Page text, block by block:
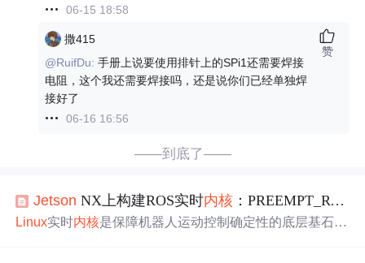
06-15 18:58
撒415
@RuifDu:手册上说要使用排针上的SPi1还需要焊接
电阻，这个我还需要焊接吗，还是说你们已经单独焊
接好了
06-16 16:56
赞
——到底了——
Jetson NX上构建ROS实时内核 ：PREEMPT_RT+OAK-D深度优化
Linux实时内核是保障机器人运动控制确定性的底层基石，